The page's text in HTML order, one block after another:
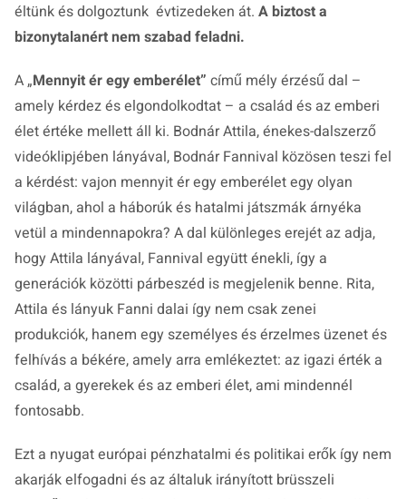
éltünk és dolgoztunk évtizedeken át. A biztost a
bizonytalanért nem szabad feladni.
A „Mennyit ér egy emberélet” című mély érzésű dal –
amely kérdez és elgondolkodtat – a család és az emberi
élet értéke mellett áll ki. Bodnár Attila, énekes-dalszerző
videóklipjében lányával, Bodnár Fannival közösen teszi fel
a kérdést: vajon mennyit ér egy emberélet egy olyan
világban, ahol a háborúk és hatalmi játszmák árnyéka
vetül a mindennapokra? A dal különleges erejét az adja,
hogy Attila lányával, Fannival együtt énekli, így a
generációk közötti párbeszéd is megjelenik benne. Rita,
Attila és lányuk Fanni dalai így nem csak zenei
produkciók, hanem egy személyes és érzelmes üzenet és
felhívás a békére, amely arra emlékeztet: az igazi érték a
család, a gyerekek és az emberi élet, ami mindennél
fontosabb.
Ezt a nyugat európai pénzhatalmi és politikai erők így nem
akarják elfogadni és az általuk irányított brüsszeli